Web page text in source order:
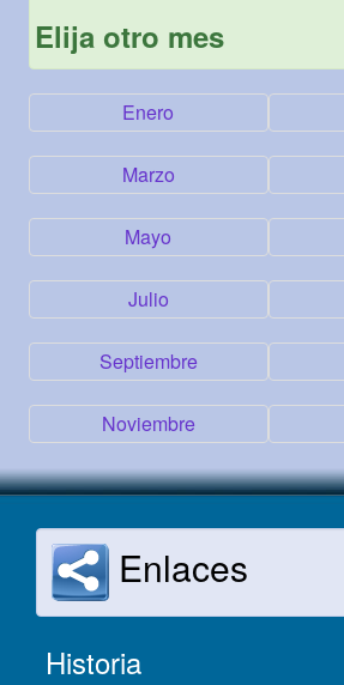
Elija otro mes
Enero
Marzo
Mayo
Julio
Septiembre
Noviembre
Enlaces
Historia